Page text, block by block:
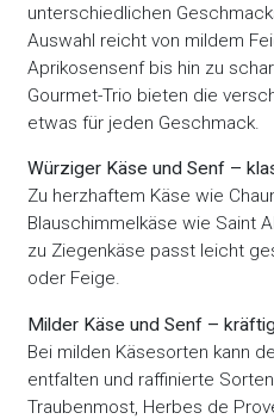
unterschiedlichen
Auswahl reicht von mildem
Aprikosensenf bis hin zu
Gourmet-Trio bieten die
etwas für jeden Geschmack.
Würziger Käse und Senf –
Zu herzhaftem Käse wie
Blauschimmelkäse wie Saint
zu Ziegenkäse passt leicht
oder Feige.
Milder Käse und Senf –
Bei milden Käsesorten kann
entfalten und raffinierte
Traubenmost, Herbes de